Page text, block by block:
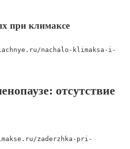
при климаксе
nachalo-klimaksa-i-
отсутствие
zaderzhka-pri-